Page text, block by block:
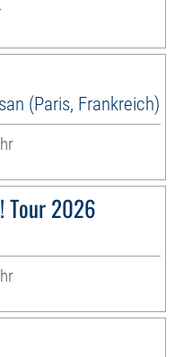
(Paris, Frankreich)
Tour 2026